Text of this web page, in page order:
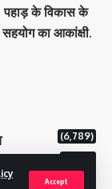
Accept
के विकास के
का आकांक्षी.
(6,789)
(5,130)